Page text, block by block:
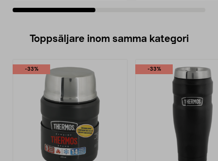
Toppsäljare inom samma kategori
-33% -33%